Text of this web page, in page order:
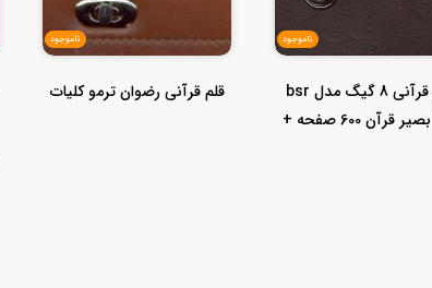
ناموجود
قلم قرآنی 8 گیگ مدل bsr
140 بصیر قرآن 600 صفحه +
ناموجود
قلم قرآنی رضوان ترمو کلیات